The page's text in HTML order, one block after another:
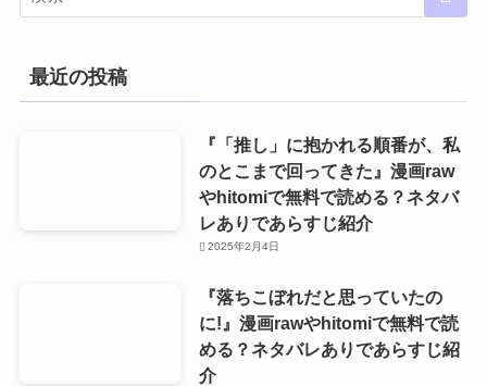
ー
最近の投稿
『「推し」に抱かれる順番が、私
のとこまで回ってきた』漫画raw
やhitomiで無料で読める？ネタバ
レありであらすじ紹介
2025年2月4日
『落ちこぼれだと思っていたの
に!』漫画rawやhitomiで無料で読
める？ネタバレありであらすじ紹
介